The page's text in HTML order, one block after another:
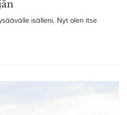
isälleni. Nyt olen itse